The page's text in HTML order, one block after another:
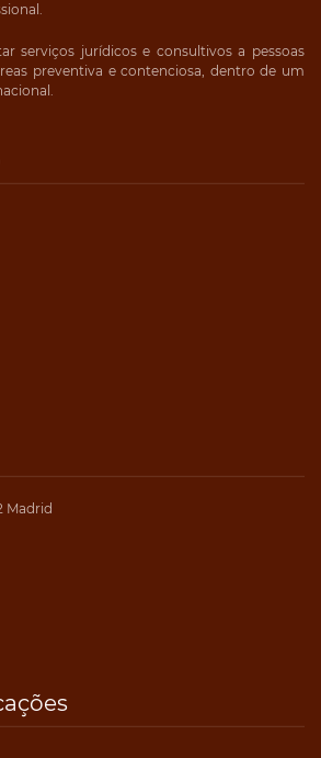
serviços jurídicos e consultivos a pessoas
preventiva e contenciosa, dentro de um
Madrid